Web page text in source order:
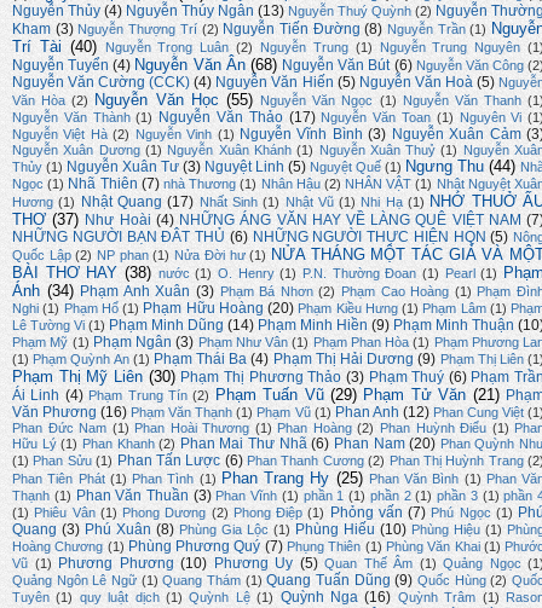
Nguyễn Thủy (4) Nguyễn Thúy Ngân (13) Nguyễn Thuý Quỳnh (2) Nguyễn
Kham (3) Nguyễn Thượng Trí (2) Nguyễn Tiến Đường (8) Nguyễn Trần (1)
Trí Tài (40) Nguyễn Trọng Luân (2) Nguyễn Trung (1) Nguyễn Trung Nguyên
Nguyễn Tuyển (4) Nguyễn Văn Ân (68) Nguyễn Văn Bút (6) Nguyễn Văn Công
Nguyễn Văn Cường (CCK) (4) Nguyễn Văn Hiến (5) Nguyễn Văn Hoà (5)
Văn Hòa (2) Nguyễn Văn Học (55) Nguyễn Văn Ngọc (1) Nguyễn Văn Thanh
Nguyễn Văn Thành (1) Nguyễn Văn Thảo (17) Nguyễn Văn Toan (1) Nguyên Vi
Nguyễn Việt Hà (2) Nguyễn Vinh (1) Nguyễn Vĩnh Bình (3) Nguyễn Xuân Cảm
Nguyễn Xuân Dương (1) Nguyễn Xuân Khánh (1) Nguyễn Xuân Thuỷ (1) Nguyễn
Thủy (1) Nguyễn Xuân Tư (3) Nguyệt Linh (5) Nguyệt Quế (1) Ngưng Thu (44)
Ngọc (1) Nhã Thiên (7) nhà Thương (1) Nhân Hậu (2) NHÂN VẬT (1) Nhật Nguyệt
Hương (1) Nhật Quang (17) Nhất Sinh (1) Nhật Vũ (1) Nhi Hạ (1) NHỚ THUỞ
THƠ (37) Như Hoài (4) NHỮNG ÁNG VĂN HAY VỀ LÀNG QUÊ VIỆT NAM
NHỮNG NGƯỜI BẠN ĐÂT THỦ (6) NHỮNG NGƯỜI THỰC HIỆN HQN (5)
Quốc Lập (2) NP phan (1) Nửa Đời hư (1) NỬA THÁNG MỘT TÁC GIẢ VÀ
BÀI THƠ HAY (38) nước (1) O. Henry (1) P.N. Thường Đoan (1) Pearl (1)
Ánh (34) Phạm Anh Xuân (3) Phạm Bá Nhơn (2) Phạm Cao Hoàng (1) Phạm
Nghi (1) Phạm Hổ (1) Phạm Hữu Hoàng (20) Phạm Kiều Hưng (1) Phạm Lâm (1)
Lê Tường Vi (1) Phạm Minh Dũng (14) Phạm Minh Hiền (9) Phạm Minh Thuận
Phạm Mỹ (1) Phạm Ngân (3) Phạm Như Vân (1) Phạm Phan Hòa (1) Phạm Phương
(1) Phạm Quỳnh An (1) Phạm Thái Ba (4) Phạm Thị Hải Dương (9) Phạm Thị Liên
Phạm Thị Mỹ Liên (30) Phạm Thị Phương Thảo (3) Phạm Thuý (6) Phạm
Ái Linh (4) Phạm Trung Tín (2) Phạm Tuấn Vũ (29) Phạm Tử Văn (21)
Văn Phương (16) Phạm Văn Thạnh (1) Phạm Vũ (1) Phan Anh (12) Phan Cung Việt
Phan Đức Nam (1) Phan Hoài Thương (1) Phan Hoàng (2) Phan Huỳnh Điểu (1)
Hữu Lý (1) Phan Khanh (2) Phan Mai Thư Nhã (6) Phan Nam (20) Phan Quỳnh
(1) Phan Sửu (1) Phan Tấn Lược (6) Phan Thanh Cương (2) Phan Thị Huỳnh Trang
Phan Tiên Phát (1) Phan Tình (1) Phan Trang Hy (25) Phan Văn Bình (1) Phan
Thạnh (1) Phan Văn Thuần (3) Phan Vĩnh (1) phần 1 (1) phần 2 (1) phần 3 (1) phần
(1) Phiêu Vân (1) Phong Dương (2) Phong Điệp (1) Phỏng vấn (7) Phú Ngọc (1)
Quang (3) Phú Xuân (8) Phùng Gia Lộc (1) Phùng Hiếu (10) Phùng Hiệu (1)
Hoàng Chương (1) Phùng Phương Quý (7) Phụng Thiên (1) Phùng Văn Khai (1)
Vũ (1) Phương Phương (10) Phương Uy (5) Quan Thế Âm (1) Quảng Ngọc
Quảng Ngôn Lê Ngữ (1) Quang Thám (1) Quang Tuấn Dũng (9) Quốc Hùng (2)
Tuyên (1) quy luật dịch (1) Quỳnh Lệ (1) Quỳnh Nga (16) Quỳnh Trâm (1)